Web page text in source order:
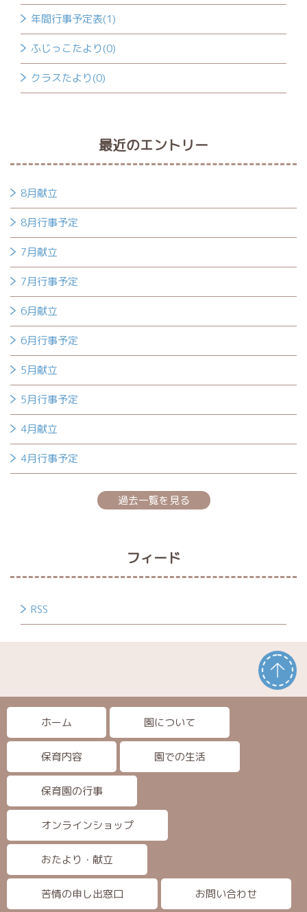
年間行事予定表(1)
ふじっこたより(0)
クラスたより(0)
最近のエントリー
8月献立
8月行事予定
7月献立
7月行事予定
6月献立
6月行事予定
5月献立
5月行事予定
4月献立
4月行事予定
過去一覧を見る
フィード
RSS
ホーム 園について
保育内容 園での生活
保育園の行事
オンラインショップ
おたより・献立
苦情の申し出窓口 お問い合わせ